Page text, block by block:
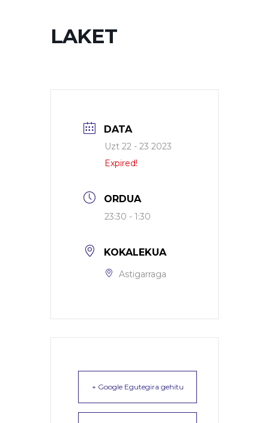
LAKET
DATA
Uzt 22 - 23 2023
Expired!
ORDUA
23:30 - 1:30
KOKALEKUA
Astigarraga
+ Google Egutegira gehitu